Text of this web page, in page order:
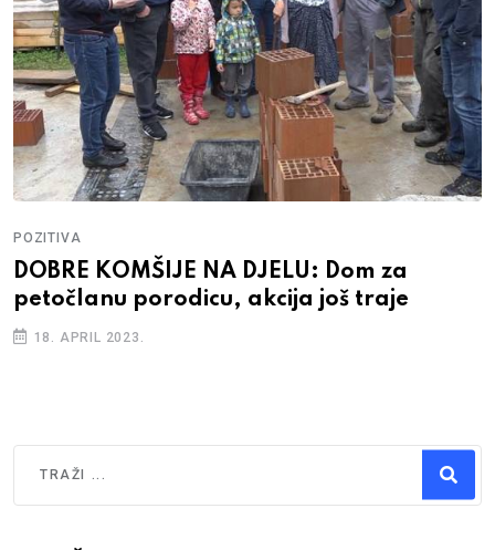
POZITIVA
DOBRE KOMŠIJE NA DJELU: Dom za
petočlanu porodicu, akcija još traje
18. APRIL 2023.
Type 2 or more characters for results.